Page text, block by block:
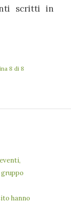
scritti in
8 di 8
hanno